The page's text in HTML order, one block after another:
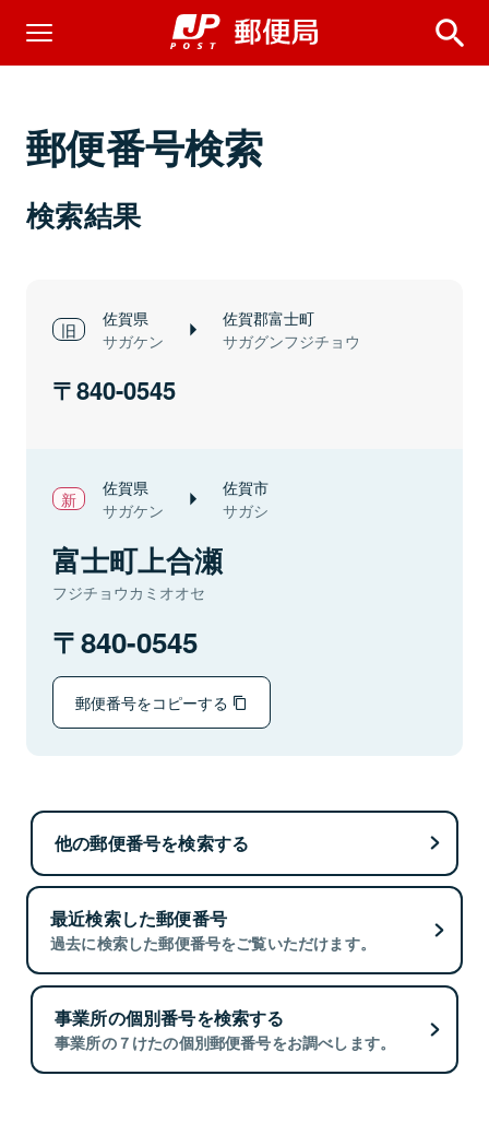
郵便番号検索
検索結果
佐賀県
サガケン
佐賀郡富士町
サガグンフジチョウ
840-0545
佐賀県
サガケン
佐賀市
サガシ
富士町上合瀬
フジチョウカミオオセ
840-0545
郵便番号をコピーする
他の郵便番号を検索する
最近検索した郵便番号
過去に検索した郵便番号をご覧いただけます。
事業所の個別番号を検索する
事業所の７けたの個別郵便番号をお調べします。